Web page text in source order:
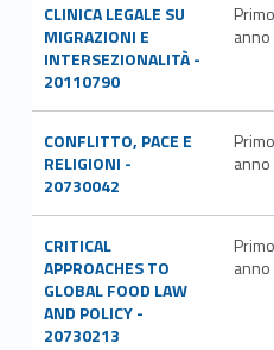
CLINICA LEGALE SU
MIGRAZIONI E
INTERSEZIONALITÀ -
20110790
Primo
anno
CONFLITTO, PACE E
RELIGIONI -
20730042
Primo
anno
CRITICAL
APPROACHES TO
GLOBAL FOOD LAW
AND POLICY -
20730213
Primo
anno